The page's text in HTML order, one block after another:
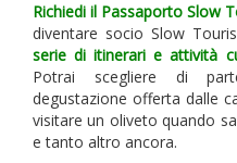
Richiedi il Passaporto Slow
diventare socio Slow
serie di itinerari e attività
Potrai scegliere di
degustazione offerta dalle
visitare un oliveto quando
e tanto altro ancora.